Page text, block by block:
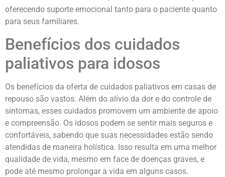
oferecendo suporte emocional tanto para o paciente quanto
para seus familiares.
Benefícios dos cuidados
paliativos para idosos
Os benefícios da oferta de cuidados paliativos em casas de
repouso são vastos. Além do alívio da dor e do controle de
sintomas, esses cuidados promovem um ambiente de apoio
e compreensão. Os idosos podem se sentir mais seguros e
confortáveis, sabendo que suas necessidades estão sendo
atendidas de maneira holística. Isso resulta em uma melhor
qualidade de vida, mesmo em face de doenças graves, e
pode até mesmo prolongar a vida em alguns casos.